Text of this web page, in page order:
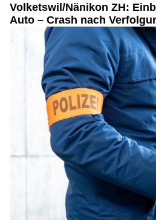
Volketswil/Nänikon ZH:
Auto – Crash nach